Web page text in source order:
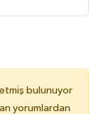
bulunuyor
yorumlardan